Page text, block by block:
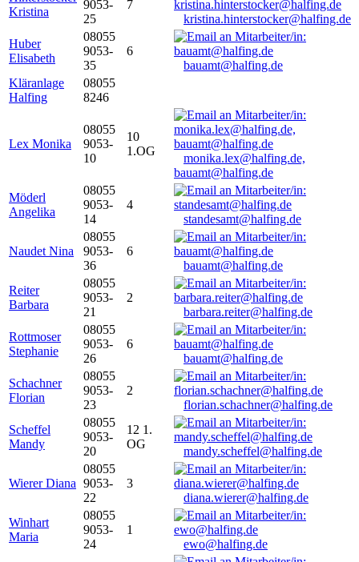
Kristina
9053-
25
7
kristina.hinterstocker@halfing.de
Huber
Elisabeth
08055
9053-
35
6
bauamt@halfing.de
Kläranlage
Halfing
08055
8246
Lex Monika
08055
9053-
10
10
1.OG
monika.lex@halfing.de,
bauamt@halfing.de
Möderl
Angelika
08055
9053-
14
4
standesamt@halfing.de
Naudet Nina
08055
9053-
36
6
bauamt@halfing.de
Reiter
Barbara
08055
9053-
21
2
barbara.reiter@halfing.de
Rottmoser
Stephanie
08055
9053-
26
6
bauamt@halfing.de
Schachner
Florian
08055
9053-
23
2
florian.schachner@halfing.de
Scheffel
Mandy
08055
9053-
20
12 1.
OG
mandy.scheffel@halfing.de
Wierer Diana
08055
9053-
22
3
diana.wierer@halfing.de
Winhart
Maria
08055
9053-
24
1
ewo@halfing.de